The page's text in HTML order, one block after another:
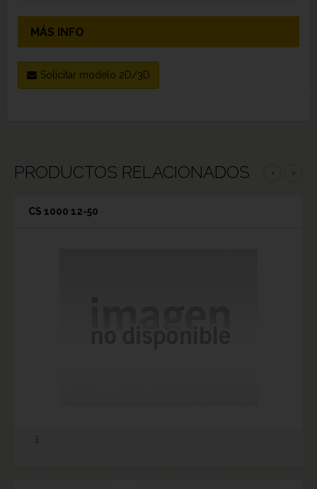
MÁS INFO
Solicitar modelo 2D/3D
PRODUCTOS RELACIONADOS ‹ ›
CS 1000 12-50